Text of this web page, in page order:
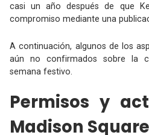
casi un año después de que
compromiso mediante una
A continuación, algunos de los
aún no confirmados sobre la
semana festivo.
Permisos y
Madison